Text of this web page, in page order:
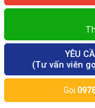
YÊU
(Tư vấn viên
Gọi